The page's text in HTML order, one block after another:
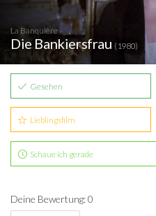
La Banquière
Die Bankiersfrau (1980)
Gesehen
Lieblingsfilm
Schaue ich gerade
Deine Bewertung: 0